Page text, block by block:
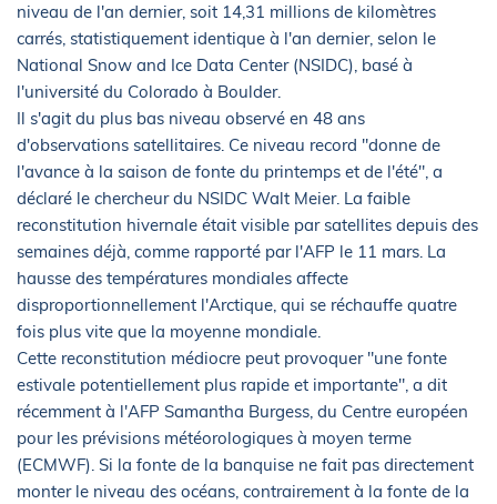
niveau de l'an dernier, soit 14,31 millions de kilomètres
carrés, statistiquement identique à l'an dernier, selon le
National Snow and Ice Data Center (NSIDC), basé à
l'université du Colorado à Boulder.
Il s'agit du plus bas niveau observé en 48 ans
d'observations satellitaires. Ce niveau record "donne de
l'avance à la saison de fonte du printemps et de l'été", a
déclaré le chercheur du NSIDC Walt Meier. La faible
reconstitution hivernale était visible par satellites depuis des
semaines déjà, comme rapporté par l'AFP le 11 mars. La
hausse des températures mondiales affecte
disproportionnellement l'Arctique, qui se réchauffe quatre
fois plus vite que la moyenne mondiale.
Cette reconstitution médiocre peut provoquer "une fonte
estivale potentiellement plus rapide et importante", a dit
récemment à l'AFP Samantha Burgess, du Centre européen
pour les prévisions météorologiques à moyen terme
(ECMWF). Si la fonte de la banquise ne fait pas directement
monter le niveau des océans, contrairement à la fonte de la